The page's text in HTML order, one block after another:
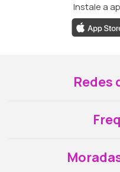
Instale a
Redes